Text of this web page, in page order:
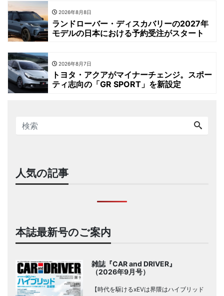
2026年8月8日
ランドローバー・ディスカバリーの2027年
モデルの日本における予約受注がスタート
2026年8月7日
トヨタ・アクアがマイナーチェンジ。スポー
ティ志向の「GR SPORT」を新設定
人気の記事
本誌最新号のご案内
雑誌『CAR and DRIVER』
（2026年9月号）
【時代を駆けるxEVは界隈はハイブリッド